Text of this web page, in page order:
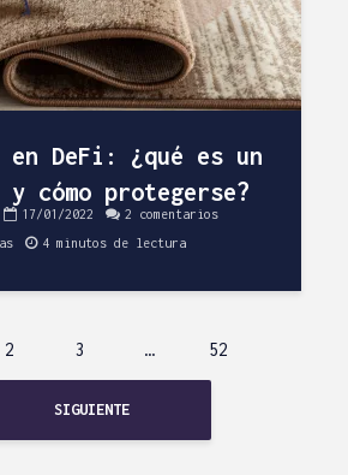
DeFi: ¿qué es un
cómo protegerse?
17/01/2022 2 comentarios
4 minutos de lectura
2 3 … 52
SIGUIENTE